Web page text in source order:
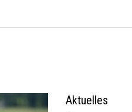
Aktuelles